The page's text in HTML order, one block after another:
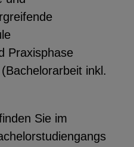
Praxisphase
inkl.
Sie im